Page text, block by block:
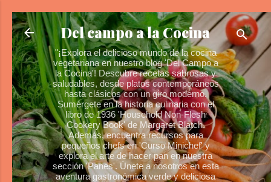
Ir al contenido principal
Del campo a la Cocina
"¡Explora el delicioso mundo de la cocina
vegetariana en nuestro blog 'Del Campo a
la Cocina'! Descubre recetas sabrosas y
saludables, desde platos contemporáneos
hasta clásicos con un giro moderno.
Sumérgete en la historia culinaria con el
libro de 1936 'Household Non-Flesh
Cookery Book' de Margaret Blatch.
Además, encuentra recursos para
pequeños chefs en 'Curso Minichef' y
explora el arte de hacer pan en nuestra
sección 'Panes'. Únete a nosotros en esta
aventura gastronómica verde y deliciosa